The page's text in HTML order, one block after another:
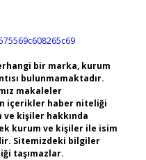
bir marka, kurum
bulunmamaktadır.
makaleler
içerikler haber niteliği
kişiler hakkında
kurum ve kişiler ile isim
Sitemizdeki bilgiler
taşımazlar.